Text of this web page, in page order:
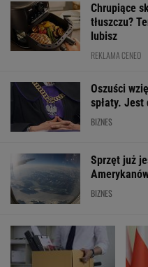
Chrupiące
tłuszczu?
lubisz
REKLAMA CENEO
Oszuści
spłaty. Jest
BIZNES
Sprzęt już
BIZNES